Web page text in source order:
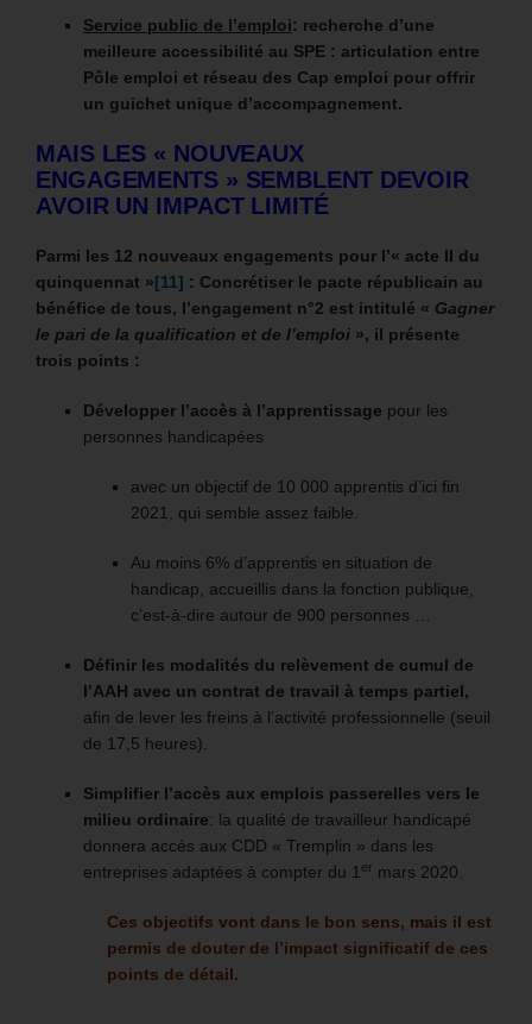
Service public de l’emploi: recherche d’une
meilleure accessibilité au SPE : articulation entre
Pôle emploi et réseau des Cap emploi pour offrir
un guichet unique d’accompagnement.
MAIS LES « NOUVEAUX
ENGAGEMENTS » SEMBLENT DEVOIR
AVOIR UN IMPACT LIMITÉ
Parmi les 12 nouveaux engagements pour l’« acte II du
quinquennat »[11] : Concrétiser le pacte républicain au
bénéfice de tous, l’engagement n°2 est intitulé « Gagner
le pari de la qualification et de l’emploi », il présente
trois points :
Développer l’accès à l’apprentissage pour les
personnes handicapées
avec un objectif de 10 000 apprentis d’ici fin
2021, qui semble assez faible.
Au moins 6% d’apprentis en situation de
handicap, accueillis dans la fonction publique,
c’est-à-dire autour de 900 personnes …
Définir les modalités du relèvement de cumul de
l’AAH avec un contrat de travail à temps partiel,
afin de lever les freins à l’activité professionnelle (seuil
de 17,5 heures).
Simplifier l’accès aux emplois passerelles vers le
milieu ordinaire: la qualité de travailleur handicapé
donnera accès aux CDD « Tremplin » dans les
entreprises adaptées à compter du 1 er mars 2020.
Ces objectifs vont dans le bon sens, mais il est
permis de douter de l’impact significatif de ces
points de détail.